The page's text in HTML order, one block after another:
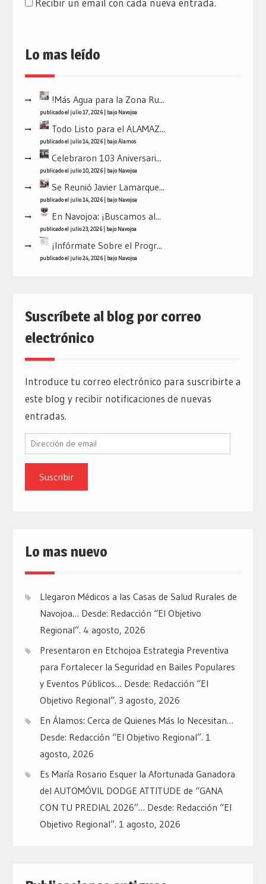
Recibir un email con cada nueva entrada.
Lo mas leído
!Más Agua para la Zona Ru...
publicado el julio 17, 2026| bajoNavojoa
Todo Listo para el ALAMAZ...
publicado el julio 14, 2026| bajoÁlamos
Celebraron 103 Aniversari...
publicado el julio 10, 2026| bajoNavojoa
Se Reunió Javier Lamarque...
publicado el julio 14, 2026| bajoNavojoa
En Navojoa: ¡Buscamos al...
publicado el julio 23, 2026| bajoNavojoa
¡Infórmate Sobre el Progr...
publicado el julio 24, 2026| bajoNavojoa
Suscríbete al blog por correo
electrónico
Introduce tu correo electrónico para suscribirte a
este blog y recibir notificaciones de nuevas
entradas.
Dirección
email
Lo mas nuevo
Llegaron Médicos a las Casas de Salud Rurales de
Navojoa… Desde: Redacción “El Objetivo
Regional”. 4 agosto, 2026
Presentaron en Etchojoa Estrategia Preventiva
para Fortalecer la Seguridad en Bailes Populares
y Eventos Públicos… Desde: Redacción “El
Objetivo Regional”. 3 agosto, 2026
En Álamos: Cerca de Quienes Más lo Necesitan…
Desde: Redacción “El Objetivo Regional”. 1
agosto, 2026
Es María Rosario Esquer la Afortunada Ganadora
del AUTOMÓVIL DODGE ATTITUDE de “GANA
CON TU PREDIAL 2026”… Desde: Redacción “El
Objetivo Regional”. 1 agosto, 2026